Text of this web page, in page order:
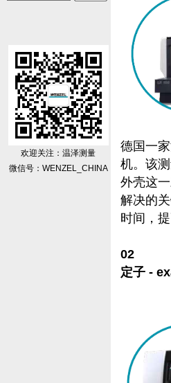
欢迎关注：温泽测量
微信号：WENZEL_CHINA
德国一
机。该
外壳这
解决的
时间，
02
定子 -